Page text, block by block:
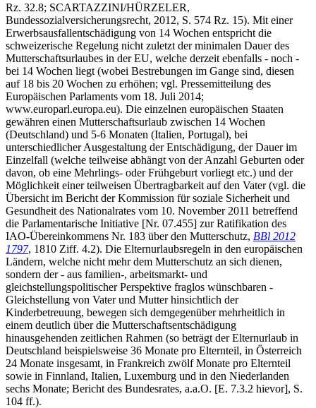
Rz. 32.8; SCARTAZZINI/HÜRZELER,
Bundessozialversicherungsrecht, 2012, S. 574 Rz. 15). Mit einer
Erwerbsausfallentschädigung von 14 Wochen entspricht die
schweizerische Regelung nicht zuletzt der minimalen Dauer des
Mutterschaftsurlaubes in der EU, welche derzeit ebenfalls - noch -
bei 14 Wochen liegt (wobei Bestrebungen im Gange sind, diesen
auf 18 bis 20 Wochen zu erhöhen; vgl. Pressemitteilung des
Europäischen Parlaments vom 18. Juli 2014;
www.europarl.europa.eu). Die einzelnen europäischen Staaten
gewähren einen Mutterschaftsurlaub zwischen 14 Wochen
(Deutschland) und 5-6 Monaten (Italien, Portugal), bei
unterschiedlicher Ausgestaltung der Entschädigung, der Dauer im
Einzelfall (welche teilweise abhängt von der Anzahl Geburten oder
davon, ob eine Mehrlings- oder Frühgeburt vorliegt etc.) und der
Möglichkeit einer teilweisen Übertragbarkeit auf den Vater (vgl. die
Übersicht im Bericht der Kommission für soziale Sicherheit und
Gesundheit des Nationalrates vom 10. November 2011 betreffend
die Parlamentarische Initiative [Nr. 07.455] zur Ratifikation des
IAO-Übereinkommens Nr. 183 über den Mutterschutz, BBl 2012
1797, 1810 Ziff. 4.2). Die Elternurlaubsregeln in den europäischen
Ländern, welche nicht mehr dem Mutterschutz an sich dienen,
sondern der - aus familien-, arbeitsmarkt- und
gleichstellungspolitischer Perspektive fraglos wünschbaren -
Gleichstellung von Vater und Mutter hinsichtlich der
Kinderbetreuung, bewegen sich demgegenüber mehrheitlich in
einem deutlich über die Mutterschaftsentschädigung
hinausgehenden zeitlichen Rahmen (so beträgt der Elternurlaub in
Deutschland beispielsweise 36 Monate pro Elternteil, in Österreich
24 Monate insgesamt, in Frankreich zwölf Monate pro Elternteil
sowie in Finnland, Italien, Luxemburg und in den Niederlanden
sechs Monate; Bericht des Bundesrates, a.a.O. [E. 7.3.2 hievor], S.
104 ff.).